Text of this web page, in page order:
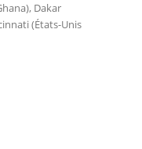
Dakar
(États-Unis